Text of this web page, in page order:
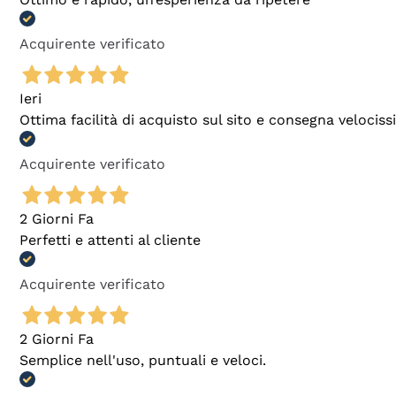
Acquirente verificato
Ieri
Ottima facilità di acquisto sul sito e consegna
Acquirente verificato
2 Giorni Fa
Perfetti e attenti al cliente
Acquirente verificato
2 Giorni Fa
Semplice nell'uso, puntuali e veloci.